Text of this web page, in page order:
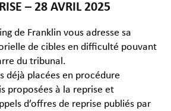
– 28 AVRIL 2025
de Franklin vous adresse sa
de cibles en difficulté pouvant
du tribunal.
déjà placées en procédure
proposées à la reprise et
d’offres de reprise publiés par